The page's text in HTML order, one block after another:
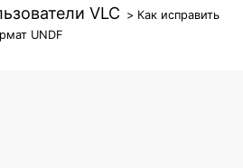
VLC > Как исправить
UNDF